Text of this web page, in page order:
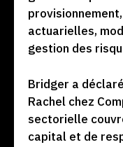
actuarielles,
gestion des
Bridger a
Rachel chez
sectorielle
capital et de